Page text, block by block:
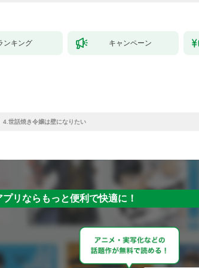
ンキング キャンペーン
4.世話焼き令嬢は壁になりたい
プリならもっと便利で快適に！